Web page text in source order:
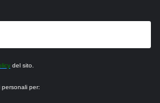
del sito.
per: